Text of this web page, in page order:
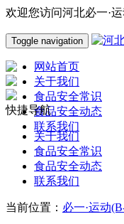
欢迎您访问河北必一·
Toggle navigation
网站首页
关于我们
食品安全常识
食品安全动态
联系我们
快捷导航
关于我们
食品安全常识
食品安全动态
联系我们
当前位置： 必一·运动